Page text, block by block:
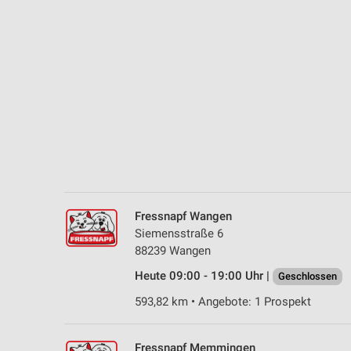
Fressnapf Wangen
Siemensstraße 6
88239 Wangen
Heute 09:00 - 19:00 Uhr |
Geschlossen
593,82 km • Angebote: 1 Prospekt
Fressnapf Memmingen
Nicht-IAB-Verarbeitungszwecke: